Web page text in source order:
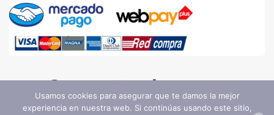
Usamos cookies para asegurar que te damos la mejor
experiencia en nuestra web. Si continúas usando este sitio,